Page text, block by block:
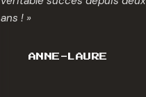
ans ! »
ANNE-LAURE